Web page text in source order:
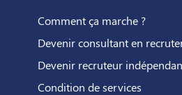
Comment ça marche ?
Devenir consultant en
Devenir recruteur
Condition de services